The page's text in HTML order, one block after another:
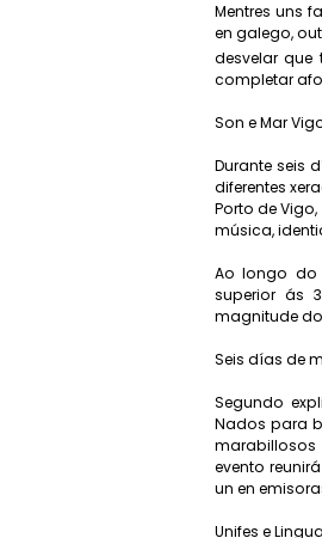
Mentres uns
en galego,
desvelar que
completar
Son e Mar
Durante seis
diferentes
Porto de
música,
Ao longo do
superior ás
magnitude do
Seis días de
Segundo
Nados para
marabillosos
evento
un en
Unifes e